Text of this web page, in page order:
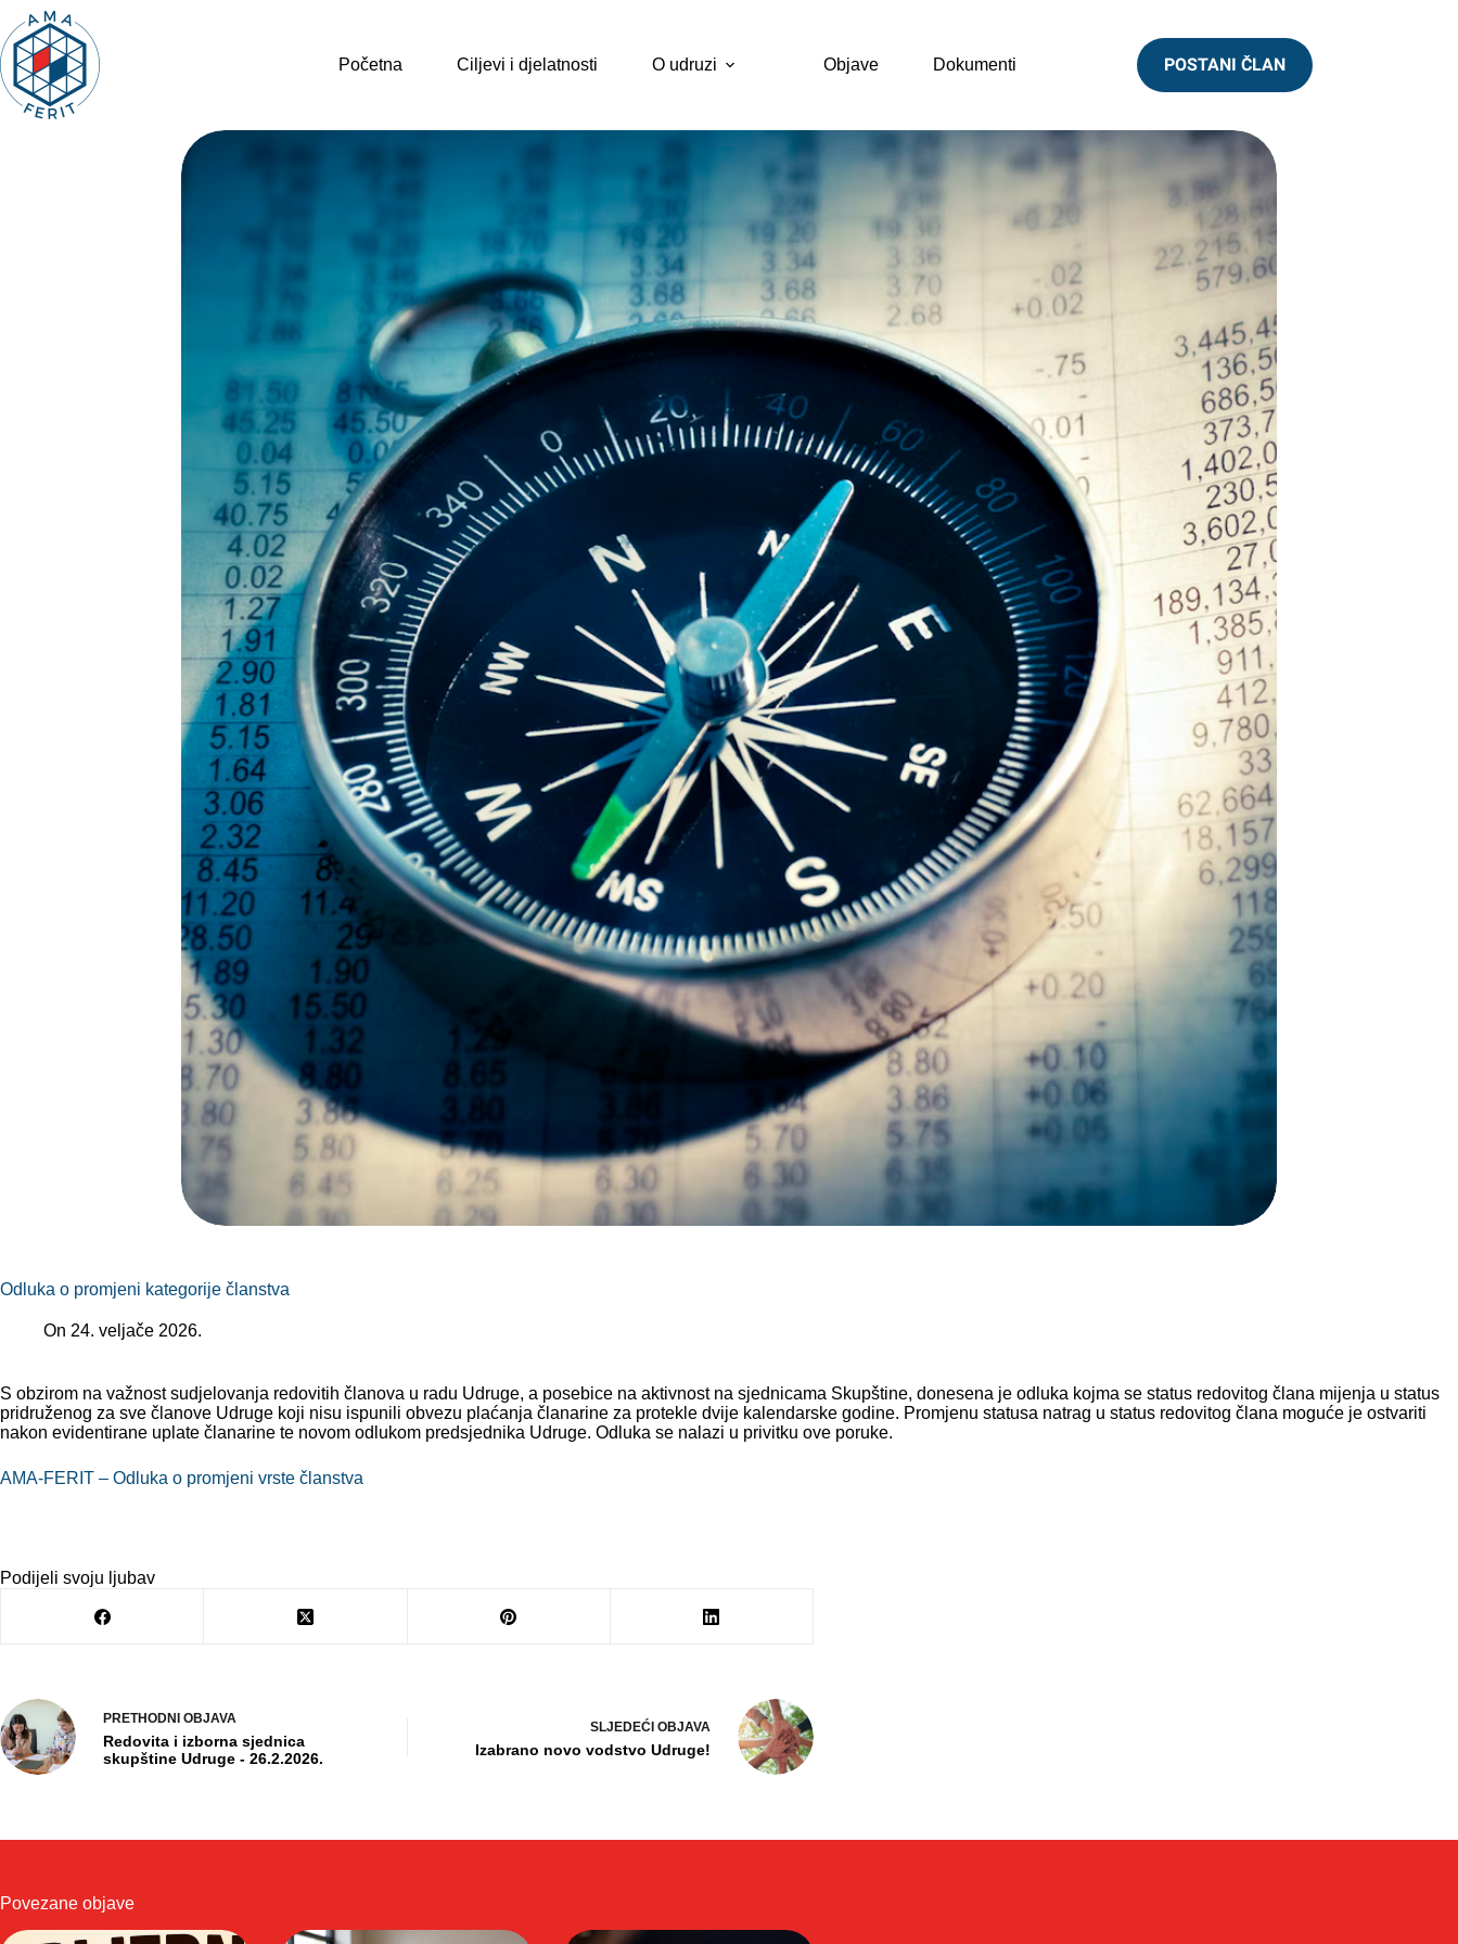
Preskoči
na
sadržaj
Početna Ciljevi i djelatnosti O udruzi Objave Dokumenti POSTANI ČLAN
Odluka o promjeni kategorije članstva
On 24. veljače 2026.
S obzirom na važnost sudjelovanja redovitih članova u radu Udruge, a posebice na aktivnost na sjednicama Skupštine, donesena je odluka kojma se status redovitog člana mijenja u status
pridruženog za sve članove Udruge koji nisu ispunili obvezu plaćanja članarine za protekle dvije kalendarske godine. Promjenu statusa natrag u status redovitog člana moguće je ostvariti
nakon evidentirane uplate članarine te novom odlukom predsjednika Udruge. Odluka se nalazi u privitku ove poruke.
AMA-FERIT – Odluka o promjeni vrste članstva
Podijeli svoju ljubav
PRETHODNI OBJAVA
Redovita i izborna sjednica
skupštine Udruge - 26.2.2026.
SLJEDEĆI OBJAVA
Izabrano novo vodstvo Udruge!
Povezane objave